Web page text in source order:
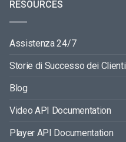
RESOURCES
Assistenza 24/7
Storie di Successo dei Clienti
Blog
Video API Documentation
Player API Documentation